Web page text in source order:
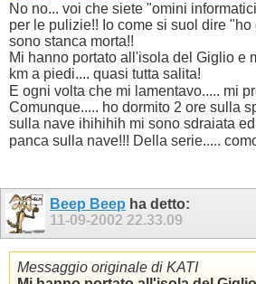
No no... voi che siete "omini
per le pulizie!! Io come si suol dire "ho
sono stanca morta!!
Mi hanno portato all'isola del Giglio e
km a piedi.... quasi tutta salita!
E ogni volta che mi lamentavo..... mi
Comunque..... ho dormito 2 ore sulla
sulla nave ihihihih mi sono sdraiata
panca sulla nave!!! Della serie.....
Beep Beep ha detto:
11-09-2002 22.33.09
Messaggio originale di KATI